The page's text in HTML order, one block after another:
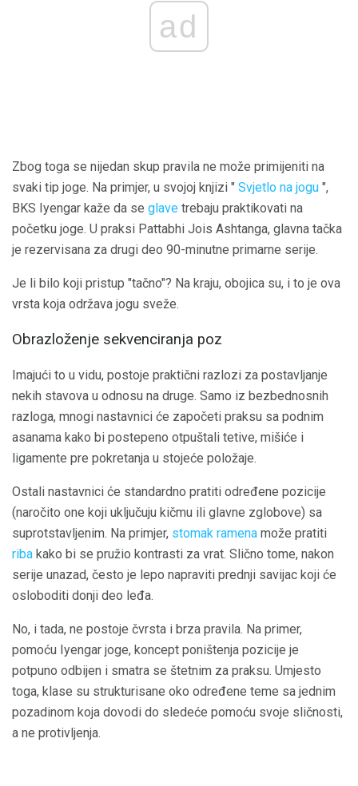
ad
Zbog toga se nijedan skup pravila ne može primijeniti na
svaki tip joge. Na primjer, u svojoj knjizi " Svjetlo na jogu ",
BKS Iyengar kaže da se glave trebaju praktikovati na
početku joge. U praksi Pattabhi Jois Ashtanga, glavna tačka
je rezervisana za drugi deo 90-minutne primarne serije.
Je li bilo koji pristup "tačno"? Na kraju, obojica su, i to je ova
vrsta koja održava jogu sveže.
Obrazloženje sekvenciranja poz
Imajući to u vidu, postoje praktični razlozi za postavljanje
nekih stavova u odnosu na druge. Samo iz bezbednosnih
razloga, mnogi nastavnici će započeti praksu sa podnim
asanama kako bi postepeno otpuštali tetive, mišiće i
ligamente pre pokretanja u stojeće položaje.
Ostali nastavnici će standardno pratiti određene pozicije
(naročito one koji uključuju kičmu ili glavne zglobove) sa
suprotstavljenim. Na primjer, stomak ramena može pratiti
riba kako bi se pružio kontrasti za vrat. Slično tome, nakon
serije unazad, često je lepo napraviti prednji savijac koji će
osloboditi donji deo leđa.
No, i tada, ne postoje čvrsta i brza pravila. Na primer,
pomoću Iyengar joge, koncept poništenja pozicije je
potpuno odbijen i smatra se štetnim za praksu. Umjesto
toga, klase su strukturisane oko određene teme sa jednim
pozadinom koja dovodi do sledeće pomoću svoje sličnosti,
a ne protivljenja.